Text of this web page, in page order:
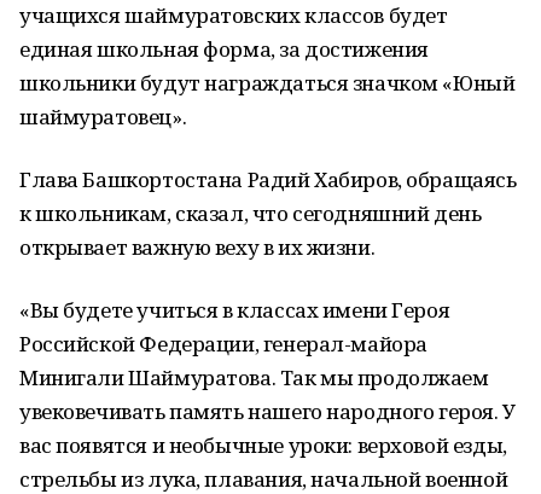
учащихся шаймуратовских классов будет
единая школьная форма, за достижения
школьники будут награждаться значком «Юный
шаймуратовец».
Глава Башкортостана Радий Хабиров, обращаясь
к школьникам, сказал, что сегодняшний день
открывает важную веху в их жизни.
«Вы будете учиться в классах имени Героя
Российской Федерации, генерал-майора
Минигали Шаймуратова. Так мы продолжаем
увековечивать память нашего народного героя. У
вас появятся и необычные уроки: верховой езды,
стрельбы из лука, плавания, начальной военной